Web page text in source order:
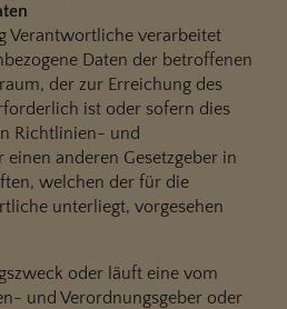
Verantwortliche verarbeitet
Daten der betroffenen
der zur Erreichung des
ist oder sofern dies
Richtlinien- und
anderen Gesetzgeber in
welchen der für die
unterliegt, vorgesehen
oder läuft eine vom
und Verordnungsgeber oder